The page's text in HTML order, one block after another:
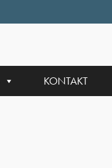
KONTAKT